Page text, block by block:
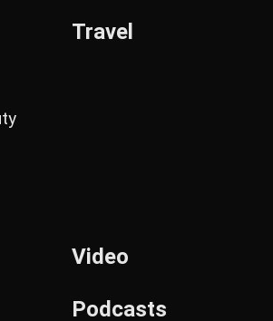
Travel
Video
Podcasts